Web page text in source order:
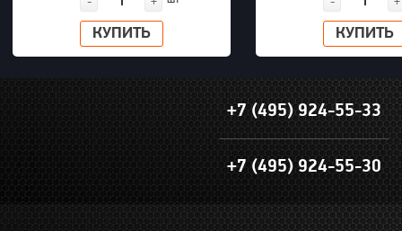
КУПИТЬ КУПИТЬ
+7 (495) 924-55-33
+7 (495) 924-55-30